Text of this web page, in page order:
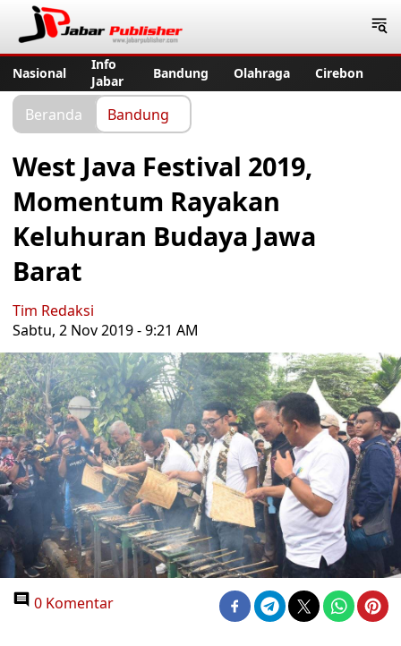
Nasional
Info
Jabar
Bandung Olahraga Cirebon
Beranda Bandung
West Java Festival 2019,
Momentum Rayakan
Keluhuran Budaya Jawa
Barat
Tim Redaksi
Sabtu, 2 Nov 2019 - 9:21 AM
0 Komentar